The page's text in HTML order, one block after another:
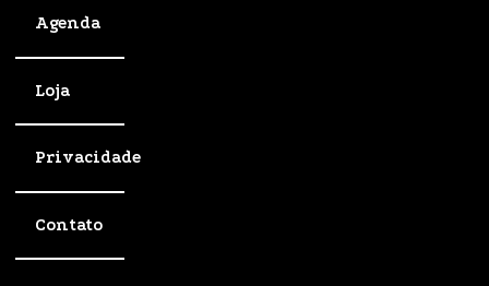
Agenda
Loja
Privacidade
Contato